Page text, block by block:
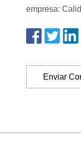
empresa:
Enviar